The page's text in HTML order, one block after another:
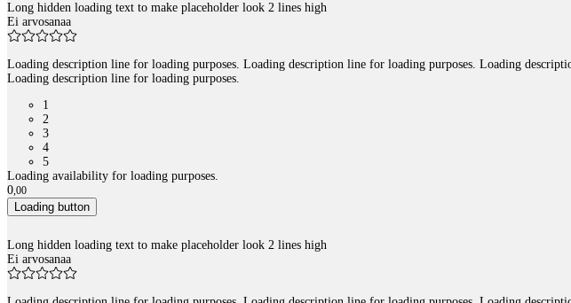
Long hidden loading text to make placeholder look 2 lines high
Ei arvosanaa
Loading description line for loading purposes. Loading description line for loading purposes. Loading
Loading description line for loading purposes.
1
2
3
4
5
Loading availability for loading purposes.
0,00
Loading button
Long hidden loading text to make placeholder look 2 lines high
Ei arvosanaa